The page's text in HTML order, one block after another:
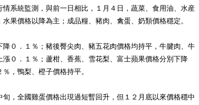
統監測，與前一日相比，１月４日，蔬菜、食用油、水産
果價格以降為主；成品糧、豬肉、禽蛋、奶類價格穩定。
．１％；豬後臀尖肉、豬五花肉價格均持平，牛腱肉、牛
０．１％；蘆柑、香蕉、雪花梨、富士蘋果價格分別下降
，鴨梨、橙子價格持平。
全國雞蛋價格出現過短暫回升，但１２月底以來價格穩中